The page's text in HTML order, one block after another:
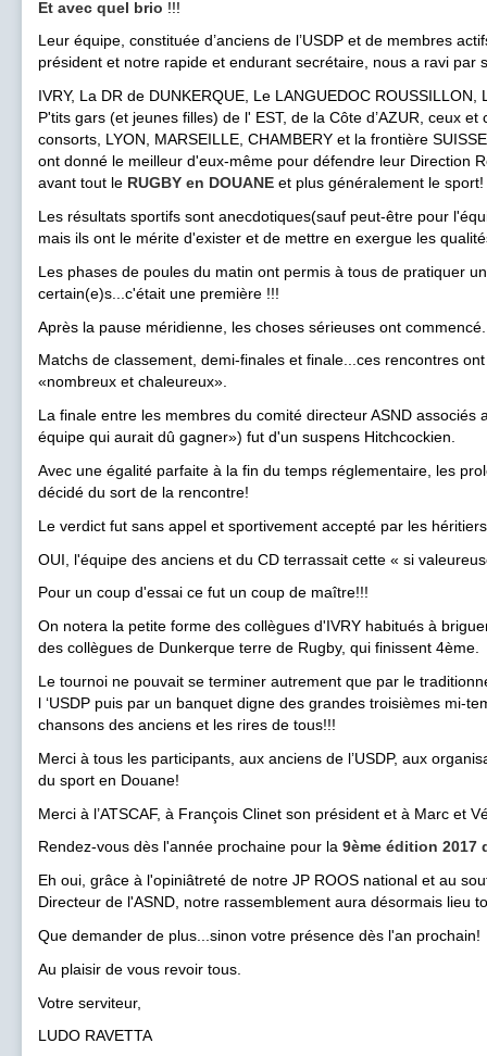
Et avec quel brio !!!
Leur équipe, constituée d’anciens de l’USDP et de membres
président et notre rapide et endurant secrétaire, nous a ravi par
IVRY, La DR de DUNKERQUE, Le LANGUEDOC
P'tits gars (et jeunes filles) de l' EST, de la Côte d’AZUR, ceux et
consorts, LYON, MARSEILLE, CHAMBERY et la frontière
ont donné le meilleur d'eux-même pour défendre leur Direction
avant tout le RUGBY en DOUANE et plus généralement le sport!
Les résultats sportifs sont anecdotiques(sauf peut-être pour
mais ils ont le mérite d'exister et de mettre en exergue les
Les phases de poules du matin ont permis à tous de pratiquer
certain(e)s...c'était une première !!!
Après la pause méridienne, les choses sérieuses ont commencé.
Matchs de classement, demi-finales et finale...ces rencontres
«nombreux et chaleureux».
La finale entre les membres du comité directeur ASND associés
équipe qui aurait dû gagner») fut d'un suspens Hitchcockien.
Avec une égalité parfaite à la fin du temps réglementaire, les
décidé du sort de la rencontre!
Le verdict fut sans appel et sportivement accepté par les
OUI, l'équipe des anciens et du CD terrassait cette « si
Pour un coup d'essai ce fut un coup de maître!!!
On notera la petite forme des collègues d'IVRY habitués à
des collègues de Dunkerque terre de Rugby, qui finissent 4ème.
Le tournoi ne pouvait se terminer autrement que par le
l ‘USDP puis par un banquet digne des grandes troisièmes mi-
chansons des anciens et les rires de tous!!!
Merci à tous les participants, aux anciens de l’USDP, aux
du sport en Douane!
Merci à l’ATSCAF, à François Clinet son président et à Marc et
Rendez-vous dès l'année prochaine pour la 9ème édition 2017
Eh oui, grâce à l'opiniâtreté de notre JP ROOS national et au
Directeur de l'ASND, notre rassemblement aura désormais lieu
Que demander de plus...sinon votre présence dès l'an prochain!
Au plaisir de vous revoir tous.
Votre serviteur,
LUDO RAVETTA